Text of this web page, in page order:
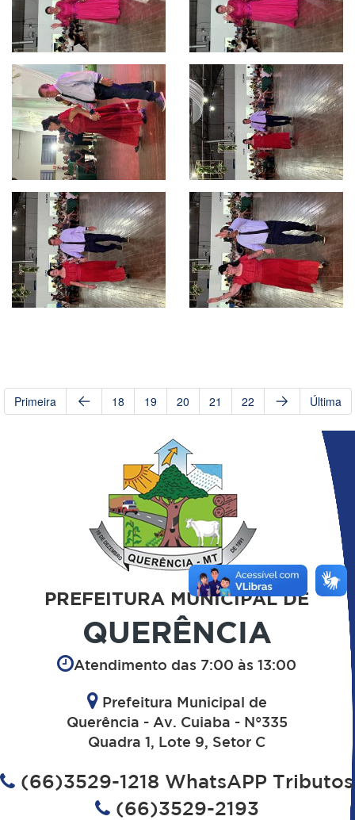
Primeira 18 19 20 21 22 Última
PREFEITURA MUNICIPAL DE
QUERÊNCIA
Atendimento das 7:00 às 13:00
Prefeitura Municipal de
Querência - Av. Cuiaba - N°335
Quadra 1, Lote 9, Setor C
(66)3529-1218 WhatsAPP Tributos
(66)3529-2193